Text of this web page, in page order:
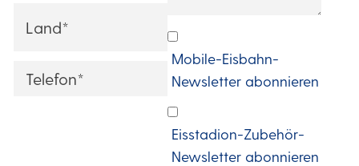
Country
Phone
Ich
möchte
zwei
Monate
Mobile-Eisbahn-
Newsletter abonnieren
Eisstadion-Zubehör-
Newsletter abonnieren